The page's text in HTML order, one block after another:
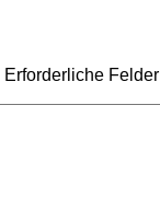
Erforderliche